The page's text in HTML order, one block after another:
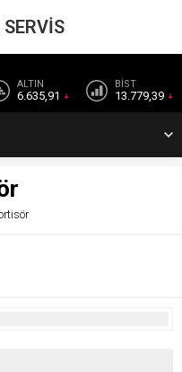
ALTIN
6.635,91
BİST
13.779,39